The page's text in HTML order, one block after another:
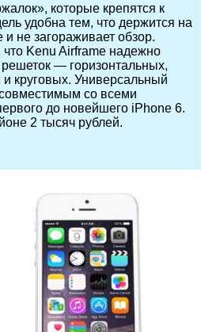
которые крепятся к
удобна тем, что держится на
не загораживает обзор.
что Kenu Airframe надежно
— горизонтальных,
круговых. Универсальный
со всеми
до новейшего iPhone 6.
2 тысяч рублей.